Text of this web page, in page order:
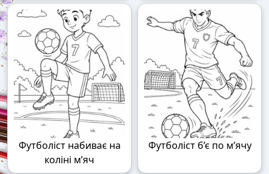
Футболіст набиває на
коліні м’яч
Футболіст б’є по м’ячу